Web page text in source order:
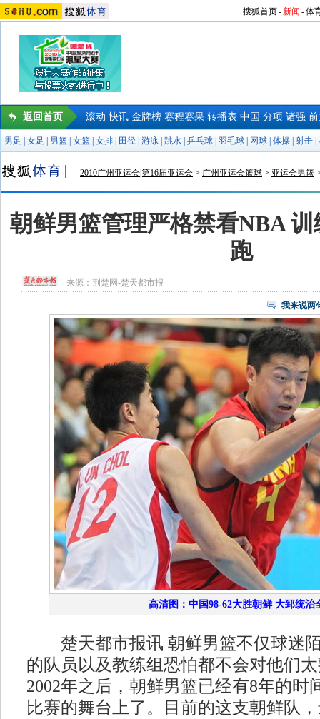
搜狐首页-新闻 -体
返回首页 滚动 快讯 金牌榜 赛程赛果 转播表 中国 分项 诸强
男足 女足 男篮 女篮 女排 田径 游泳 跳水 乒乓球 羽毛球 网球 体操 射击
2010广州亚运会|第16届亚运会 > 广州亚运会篮球 > 亚运会男篮
朝鲜男篮管理严格禁看NBA
跑
来源： 荆楚网-楚天都市报
我来说两
高清图：中国98-62大胜朝鲜 大郅统治
楚天都市报讯 朝鲜男篮不仅球迷陌
的队员以及教练组恐怕都不会对他们
2002年之后，朝鲜男篮已经有8年的时
比赛的舞台上了。目前的这支朝鲜队